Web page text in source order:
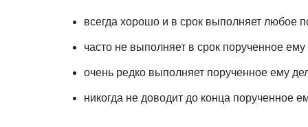
всегда хорошо и в срок выполняет любое
часто не выполняет в срок порученное ему
очень редко выполняет порученное ему
никогда не доводит до конца порученное